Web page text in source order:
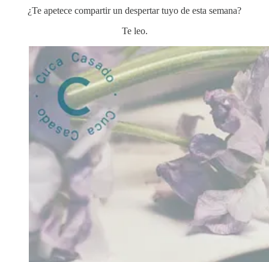
¿Te apetece compartir un despertar tuyo de esta semana?
Te leo.